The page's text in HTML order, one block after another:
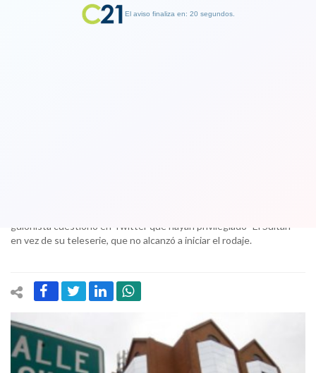
guionista cuestionó en Twitter que hayan privilegiado "El Sultán"
en vez de su teleserie, que no alcanzó a iniciar el rodaje.
El aviso finaliza en: 19 segundos.